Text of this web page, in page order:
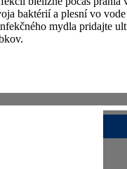
baktérií a plesní vo
mydla pridajte